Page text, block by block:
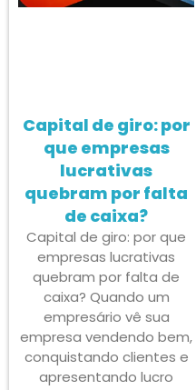
Capital de giro: por
que empresas
lucrativas
quebram por falta
de caixa?
Capital de giro: por que
empresas lucrativas
quebram por falta de
caixa? Quando um
empresário vê sua
empresa vendendo bem,
conquistando clientes e
apresentando lucro